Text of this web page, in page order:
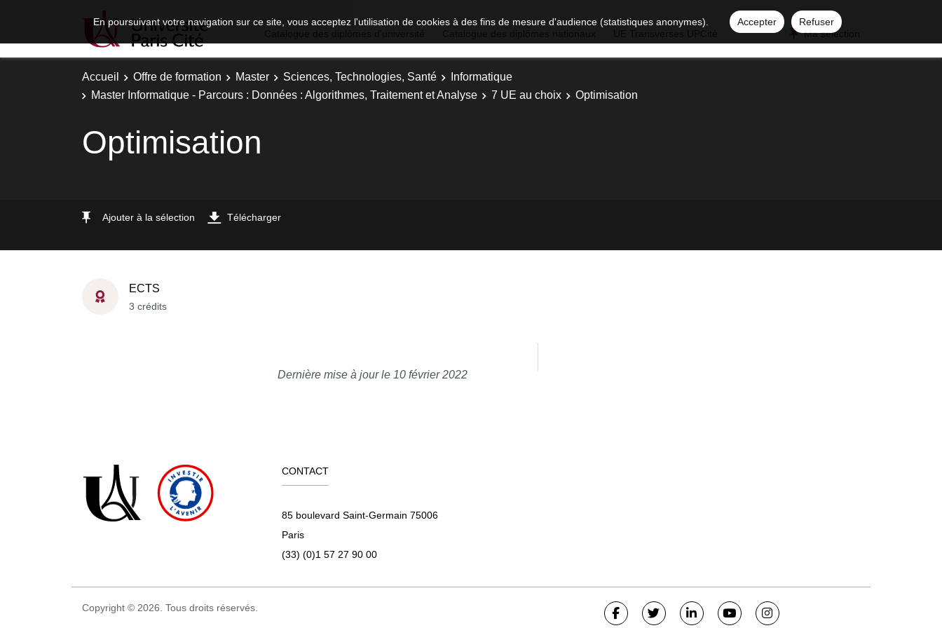
En poursuivant votre navigation sur ce site, vous acceptez l'utilisation de cookies à des fins de mesure d'audience (statistiques anonymes). Accepter
Refuser
Ma sélection
Accueil Offre de formation Master Sciences, Technologies, Santé
Informatique
Master Informatique - Parcours : Données : Algorithmes, Traitement et Analyse
7 UE au choix Optimisation
Optimisation
Ajouter à la sélection Télécharger
ECTS
3 crédits
Dernière mise à jour le 10 février 2022
CONTACT
85 boulevard Saint-Germain 75006
Paris
(33) (0)1 57 27 90 00
Copyright © 2026. Tous droits réservés.